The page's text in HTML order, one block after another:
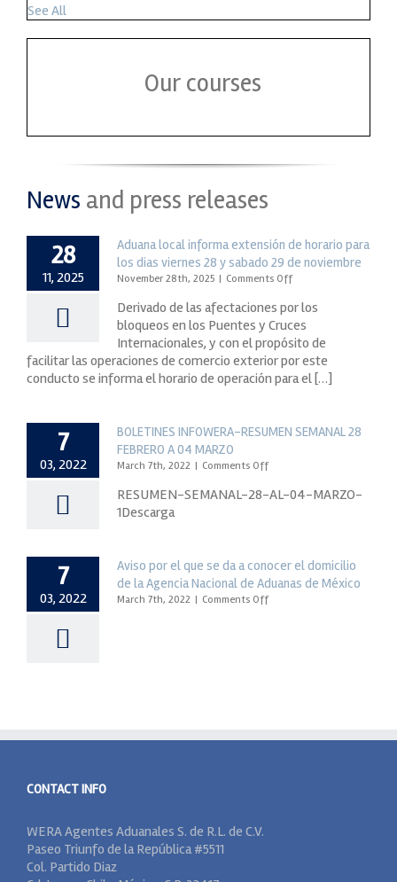
See All
Our courses
News and press releases
28
11, 2025
Aduana local informa extensión de horario para
los dias viernes 28 y sabado 29 de noviembre
November 28th, 2025 | Comments Offon
local
informa
extensión
de
horario
viernes
29
Derivado de las afectaciones por los
bloqueos en los Puentes y Cruces
Internacionales, y con el propósito de
facilitar las operaciones de comercio exterior por este
conducto se informa el horario de operación para el […]
7
03, 2022
BOLETINES INFOWERA-RESUMEN SEMANAL 28
FEBRERO A 04 MARZO
March 7th, 2022 | Comments Offon
INFOWERA-
FEBRERO
A
RESUMEN-SEMANAL-28-AL-04-MARZO-
1Descarga
7
03, 2022
Aviso por el que se da a conocer el domicilio
de la Agencia Nacional de Aduanas de México
March 7th, 2022 | Comments Offon
el
CONTACT INFO
WERA Agentes Aduanales S. de R.L. de C.V.
Paseo Triunfo de la República #5511
Col. Partido Diaz